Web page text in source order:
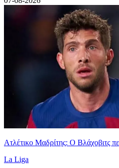
Ατλέτικο Μαδρίτης: Ο Βλάχοβιτς
La Liga